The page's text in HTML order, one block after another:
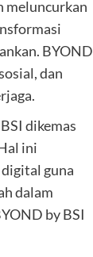
meluncurkan
BYOND
dan
dikemas
ini
guna
dalam
by BSI